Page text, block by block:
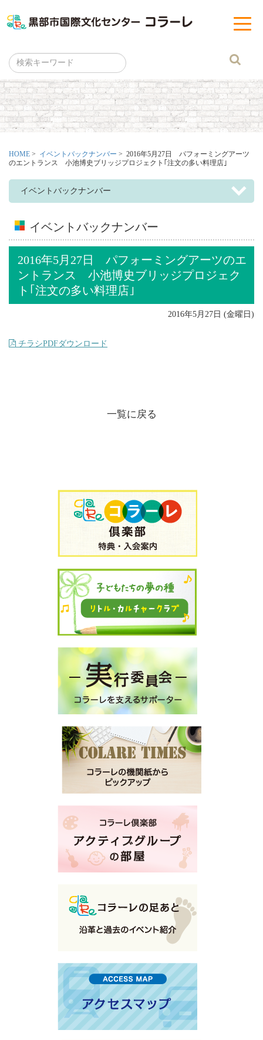
黒部
t
o
v
i
g
a
t
i
o
HOME > イベントバックナンバー > 2016年5月27日 パフォーミングアーツ
のエントランス 小池博史ブリッジプロジェクト｢注文の多い料理店｣
イベントバックナンバー
イベントバックナンバー
2016年5月27日 パフォーミングアーツのエ
ントランス 小池博史ブリッジプロジェク
ト｢注文の多い料理店｣
2016年5月27日 (金曜日)
チラシPDFダウンロード
一覧に戻る